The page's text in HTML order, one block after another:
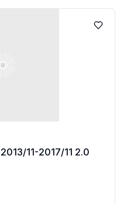
Lägg till
11-2017/11 2.0